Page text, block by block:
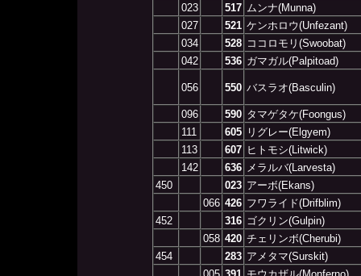
023
517 ムンナ(Munna)
027
521 ケンホロウ(Unfezant)
034
528 ココロモリ(Swoobat)
042
536 ガマガル(Palpitoad)
056 550 バスラオ(Basculin)
096 590 タマゲタケ(Foongus)
111
605
リグレー(Elgyem)
113
607 ヒトモシ(Litwick)
142
636
メラルバ(Larvesta)
450
023 アーボ(Ekans)
066 426 フワライド(Drifblim)
452
316 ゴクリン(Gulpin)
058 420 チェリンボ(Cherubi)
454
283 アメタマ(Surskit)